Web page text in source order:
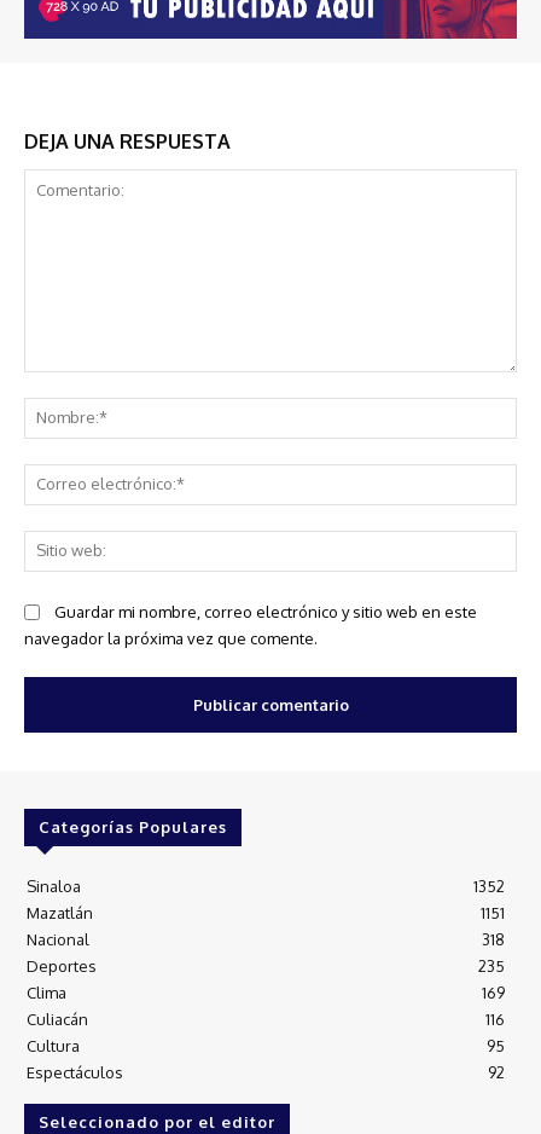
DEJA UNA RESPUESTA
Guardar mi nombre, correo electrónico y sitio web en este
navegador la próxima vez que comente.
Categorías Populares
Sinaloa
1352
Mazatlán
1151
Nacional
318
Deportes
235
Clima
169
Culiacán
116
Cultura
95
Espectáculos
92
Seleccionado por el editor